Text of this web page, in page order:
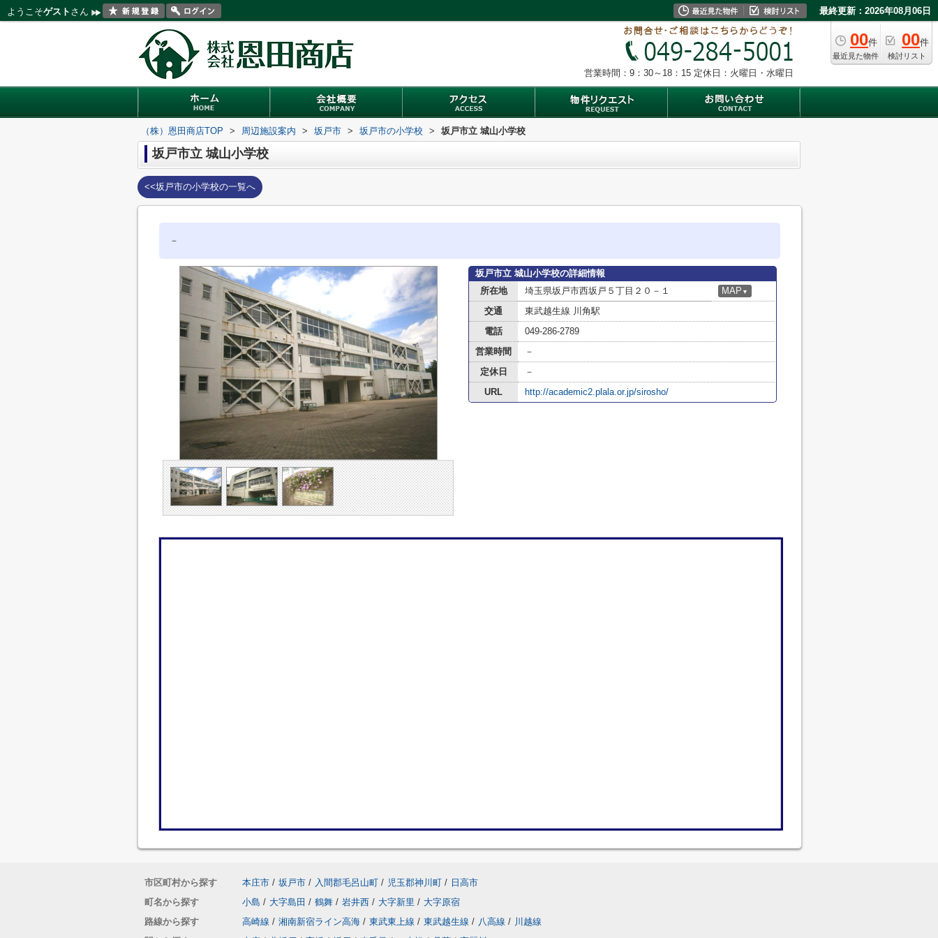
ようこそゲスト さん 最終更新：2026年08月06日
00件
最近見た物件
00件
検討リスト
営業時間：9：30～18：15 定休日：火曜日・水曜日
（株）恩田商店TOP > 周辺施設案内 > 坂戸市 > 坂戸市の小学校 > 坂戸市立 城山小学校
坂戸市立 城山小学校
<<坂戸市の小学校の一覧へ
－
坂戸市立 城山小学校の詳細情報
所在地
埼玉県坂戸市西坂戸５丁目２０－１ MAP ▼
交通
東武越生線 川角駅
電話
049-286-2789
営業時間
－
定休日
－
URL
http://academic2.plala.or.jp/sirosho/
市区町村から探す 本庄市 / 坂戸市 / 入間郡毛呂山町 / 児玉郡神川町 / 日高市
町名から探す
小島 / 大字島田 / 鶴舞 / 岩井西 / 大字新里 / 大字原宿
路線から探す
高崎線 / 湘南新宿ライン高海 / 東武東上線 / 東武越生線 / 八高線 / 川越線